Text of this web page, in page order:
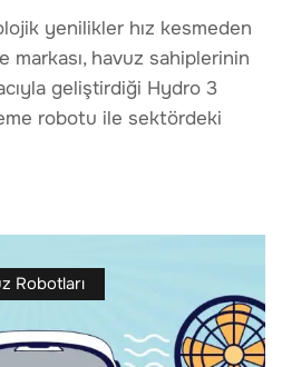
yenilikler hız kesmeden
markası, havuz sahiplerinin
geliştirdiği Hydro 3
robotu ile sektördeki
Robotları